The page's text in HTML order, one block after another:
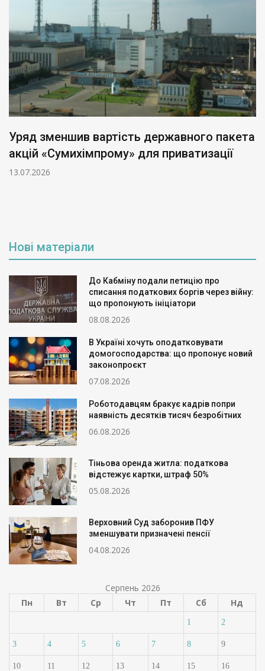
Уряд зменшив вартість державного пакета
акцій «Сумихімпрому» для приватизації
13.07.2026
Нові матеріали
До Кабміну подали петицію про
списання податкових боргів через війну:
що пропонують ініціатори
08.08.2026
В Україні хочуть оподатковувати
домогосподарства: що пропонує новий
законопроєкт
07.08.2026
Роботодавцям бракує кадрів попри
наявність десятків тисяч безробітних
06.08.2026
Тіньова оренда житла: податкова
відстежує картки, штраф 50%
05.08.2026
Верховний Суд заборонив ПФУ
зменшувати призначені пенсії
04.08.2026
Серпень 2026
Пн
Вт Ср Чт Пт Сб Нд
1 2
3 4 5 6 7 8 9
10 11 12 13 14 15 16